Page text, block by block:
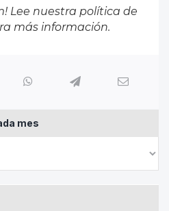
Lee nuestra política de
más información.
mes